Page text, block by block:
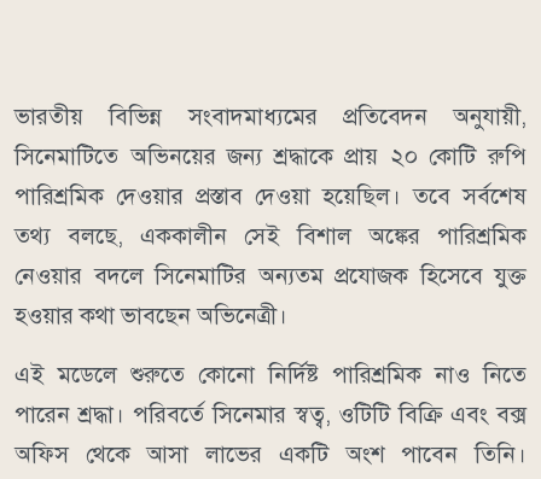
ভারতীয় বিভিন্ন সংবাদমাধ্যমের প্রতিবেদন অনুযায়ী,
সিনেমাটিতে অভিনয়ের জন্য শ্রদ্ধাকে প্রায় ২০ কোটি রুপি
পারিশ্রমিক দেওয়ার প্রস্তাব দেওয়া হয়েছিল। তবে সর্বশেষ
তথ্য বলছে, এককালীন সেই বিশাল অঙ্কের পারিশ্রমিক
নেওয়ার বদলে সিনেমাটির অন্যতম প্রযোজক হিসেবে যুক্ত
হওয়ার কথা ভাবছেন অভিনেত্রী।
এই মডেলে শুরুতে কোনো নির্দিষ্ট পারিশ্রমিক নাও নিতে
পারেন শ্রদ্ধা। পরিবর্তে সিনেমার স্বত্ব, ওটিটি বিক্রি এবং বক্স
অফিস থেকে আসা লাভের একটি অংশ পাবেন তিনি।